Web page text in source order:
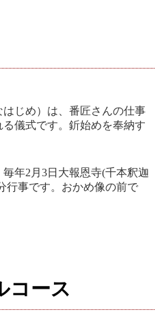
じめ）は、番匠さんの仕事
儀式です。釿始めを奉納す
年2月3日大報恩寺(千本釈迦
行事です。おかめ像の前で
コース